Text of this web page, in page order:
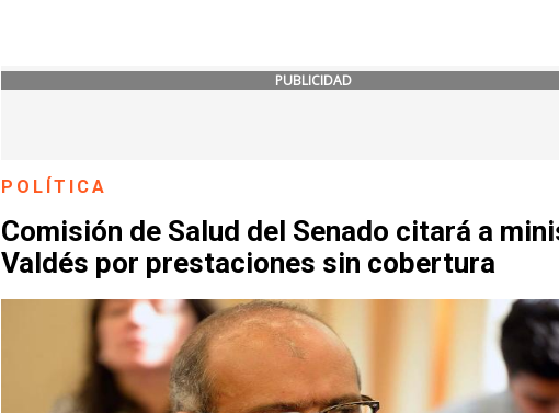
PUBLICIDAD
POLÍTICA
Comisión de Salud del Senado citará a
Valdés por prestaciones sin cobertura